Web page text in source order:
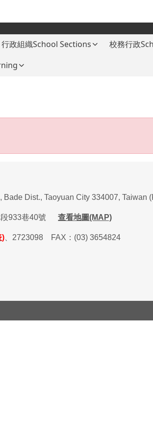
行政組織School Sections 校務行政
Bade Dist., Taoyuan City 334007, Taiwan
段933巷40號 查看地圖(MAP)
) 2723098 FAX ： (03) 3654824